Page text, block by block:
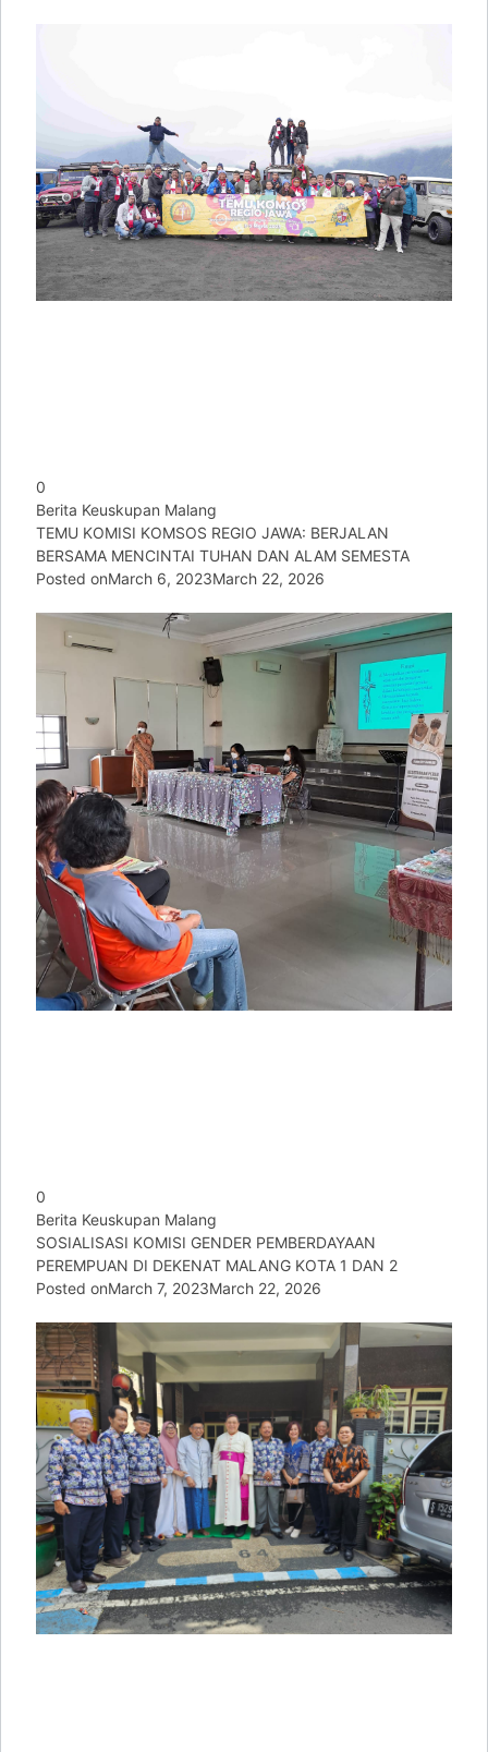
0
Berita Keuskupan Malang
TEMU KOMISI KOMSOS REGIO JAWA: BERJALAN
BERSAMA MENCINTAI TUHAN DAN ALAM SEMESTA
Posted onMarch 6, 2023March 22, 2026
0
Berita Keuskupan Malang
SOSIALISASI KOMISI GENDER PEMBERDAYAAN
PEREMPUAN DI DEKENAT MALANG KOTA 1 DAN 2
Posted onMarch 7, 2023March 22, 2026